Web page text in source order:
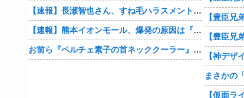
【速報】長瀬智也さん、すね毛ハラスメントを謝罪「不快な思いをさせて申し訳ありませんでした」
【速報】熊本イオンモール、爆発の原因は『これ』の可能性
お前ら『ペルチェ素子の首ネッククーラー』使ったことあるか？
【豊臣兄